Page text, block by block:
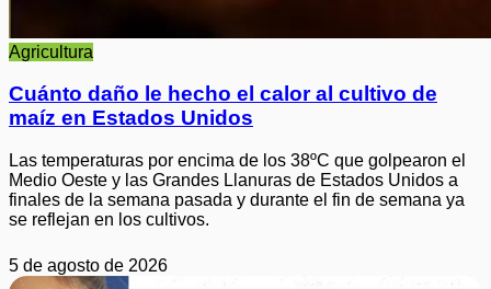
Agricultura
Cuánto daño le hecho el calor al cultivo de
maíz en Estados Unidos
Las temperaturas por encima de los 38ºC que golpearon el
Medio Oeste y las Grandes Llanuras de Estados Unidos a
finales de la semana pasada y durante el fin de semana ya
se reflejan en los cultivos.
5 de agosto de 2026